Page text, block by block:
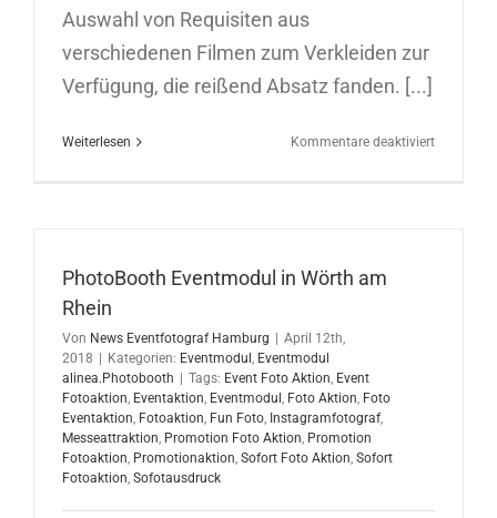
Auswahl von Requisiten aus
verschiedenen Filmen zum Verkleiden zur
Verfügung, die reißend Absatz fanden. [...]
Weiterlesen Kommentare deaktiviertfür
PhotoBooth Eventmodul in Wörth am
Rhein
Von News Eventfotograf Hamburg
April 12th,
2018
Kategorien: Eventmodul , Eventmodul
alinea.Photobooth
Tags: Event Foto Aktion, Event
Fotoaktion, Eventaktion, Eventmodul , Foto Aktion, Foto
Eventaktion, Fotoaktion, Fun Foto, Instagramfotograf,
Messeattraktion, Promotion Foto Aktion, Promotion
Fotoaktion, Promotionaktion, Sofort Foto Aktion, Sofort
Fotoaktion, Sofotausdruck